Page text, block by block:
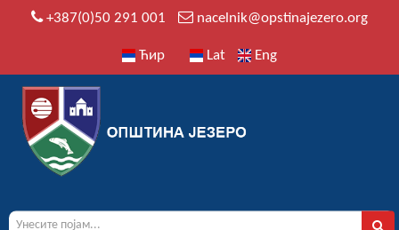
+387(0)50 291 001 nacelnik@opstinajezero.org
Ћир Lat Eng